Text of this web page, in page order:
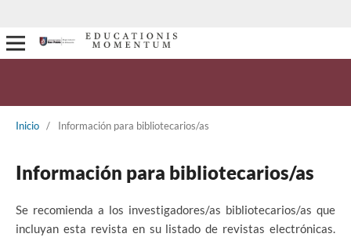
Inicio / Información para bibliotecarios/as
Información para bibliotecarios/as
Se recomienda a los investigadores/as bibliotecarios/as que
incluyan esta revista en su listado de revistas electrónicas.